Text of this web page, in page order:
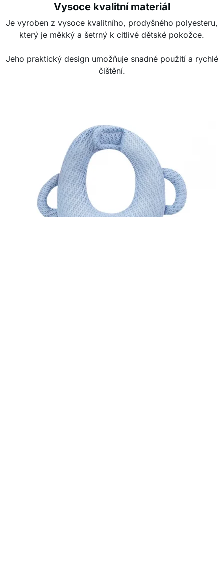
Vysoce kvalitní materiál
Je vyroben z vysoce kvalitního, prodyšného polyesteru,
který je měkký a šetrný k citlivé dětské pokožce.
Jeho praktický design umožňuje snadné použití a rychlé
čištění.